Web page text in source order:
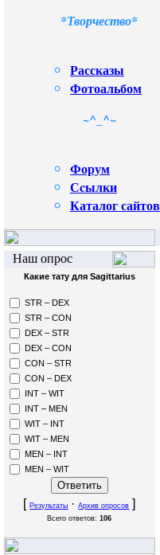
*Творчество*
Рассказы
Фотоальбом
~^_^~
Форум
Сcылки
Каталог сайтов
Наш опрос
Какие тату для Sagittarius
STR – DEX
STR – CON
DEX – STR
DEX – CON
CON – STR
CON – DEX
INT – WIT
INT – MEN
WIT – INT
WIT – MEN
MEN – INT
MEN – WIT
[Результаты ·Архив опросов ]
Всего ответов:106